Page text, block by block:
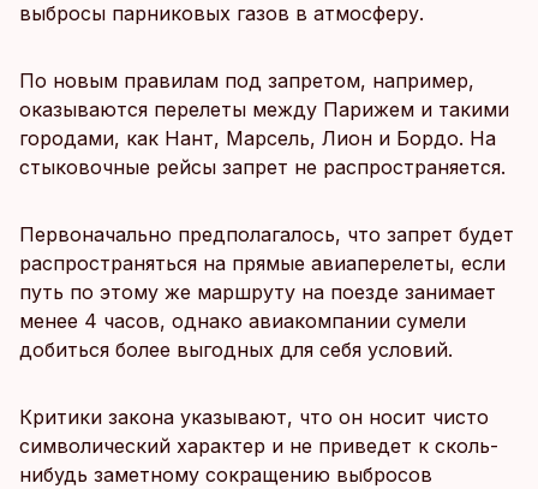
выбросы парниковых газов в атмосферу.
По новым правилам под запретом, например,
оказываются перелеты между Парижем и такими
городами, как Нант, Марсель, Лион и Бордо. На
стыковочные рейсы запрет не распространяется.
Первоначально предполагалось, что запрет будет
распространяться на прямые авиаперелеты, если
путь по этому же маршруту на поезде занимает
менее 4 часов, однако авиакомпании сумели
добиться более выгодных для себя условий.
Критики закона указывают, что он носит чисто
символический характер и не приведет к сколь-
нибудь заметному сокращению выбросов